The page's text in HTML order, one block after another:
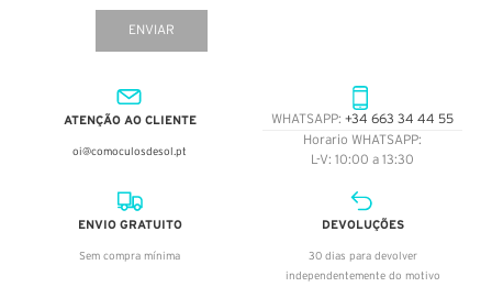
ENVIAR
ATENÇÃO AO CLIENTE
oi@comoculosdesol.pt
WHATSAPP: +34 663 34 44 55
Horario WHATSAPP:
L-V: 10:00 a 13:30
ENVIO GRATUITO
Sem compra mínima
DEVOLUÇÕES
30 dias para devolver
independentemente do motivo